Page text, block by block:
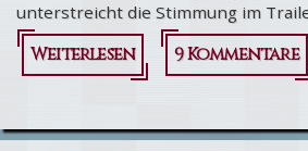
unterstreicht die Stimmung im
Weiterlesen
über
Creed
9 Kommentare